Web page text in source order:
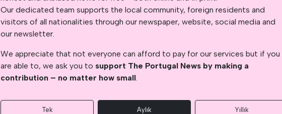
Our dedicated team supports the local community, foreign residents and
visitors of all nationalities through our newspaper, website, social media and
our newsletter.
We appreciate that not everyone can afford to pay for our services but if you
are able to, we ask you to support The Portugal News by making a
contribution – no matter how small.
Tek Aylık Yıllık